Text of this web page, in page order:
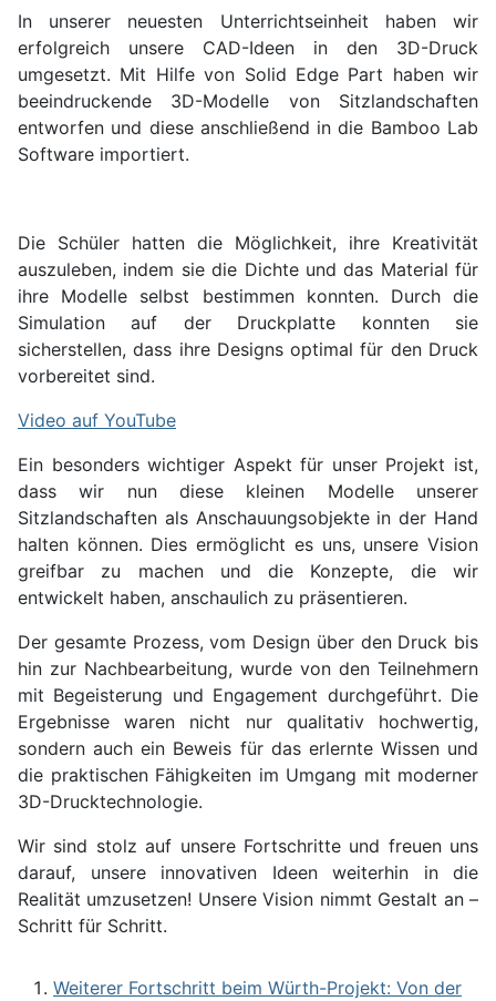
In unserer neuesten Unterrichtseinheit haben wir
erfolgreich unsere CAD-Ideen in den 3D-Druck
umgesetzt. Mit Hilfe von Solid Edge Part haben wir
beeindruckende 3D-Modelle von Sitzlandschaften
entworfen und diese anschließend in die Bamboo Lab
Software importiert.
Die Schüler hatten die Möglichkeit, ihre Kreativität
auszuleben, indem sie die Dichte und das Material für
ihre Modelle selbst bestimmen konnten. Durch die
Simulation auf der Druckplatte konnten sie
sicherstellen, dass ihre Designs optimal für den Druck
vorbereitet sind.
Video auf YouTube
Ein besonders wichtiger Aspekt für unser Projekt ist,
dass wir nun diese kleinen Modelle unserer
Sitzlandschaften als Anschauungsobjekte in der Hand
halten können. Dies ermöglicht es uns, unsere Vision
greifbar zu machen und die Konzepte, die wir
entwickelt haben, anschaulich zu präsentieren.
Der gesamte Prozess, vom Design über den Druck bis
hin zur Nachbearbeitung, wurde von den Teilnehmern
mit Begeisterung und Engagement durchgeführt. Die
Ergebnisse waren nicht nur qualitativ hochwertig,
sondern auch ein Beweis für das erlernte Wissen und
die praktischen Fähigkeiten im Umgang mit moderner
3D-Drucktechnologie.
Wir sind stolz auf unsere Fortschritte und freuen uns
darauf, unsere innovativen Ideen weiterhin in die
Realität umzusetzen! Unsere Vision nimmt Gestalt an –
Schritt für Schritt.
Weiterer Fortschritt beim Würth-Projekt: Von der